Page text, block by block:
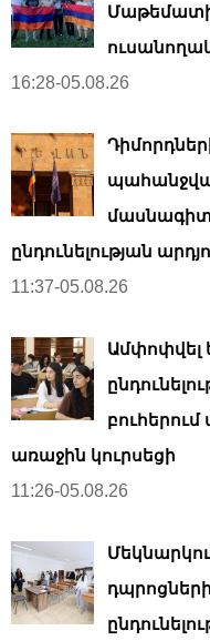
16:28-05.08.26
ընդունելության
11:37-05.08.26
Ամփոփվել
բուհերում
առաջին կուրսեցի
11:26-05.08.26